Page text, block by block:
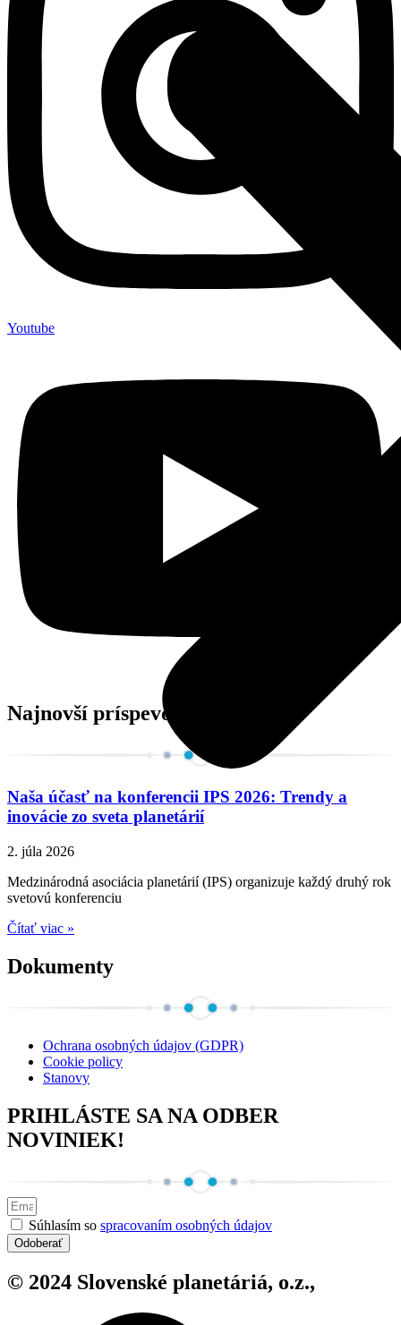
Youtube
Najnovší príspevok
Naša účasť na konferencii IPS 2026: Trendy a
inovácie zo sveta planetárií
2. júla 2026
Medzinárodná asociácia planetárií (IPS) organizuje každý druhý rok
svetovú konferenciu
Čítať viac »
Dokumenty
Ochrana osobných údajov (GDPR)
Cookie policy
Stanovy
PRIHLÁSTE SA NA ODBER
NOVINIEK!
Súhlasím so spracovaním osobných údajov
Odoberať
© 2024 Slovenské planetáriá, o.z.,